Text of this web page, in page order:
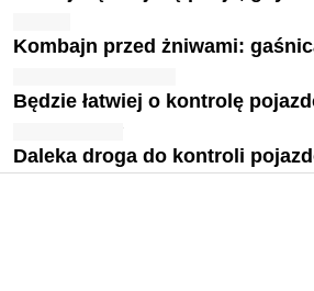
Kombajn przed żniwami:
Będzie łatwiej o kontrolę
Daleka droga do kontroli